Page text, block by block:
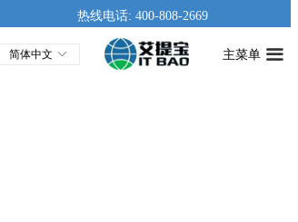
ꀅ
简体中文 끀
热线电话: 400-808-2669
主菜单